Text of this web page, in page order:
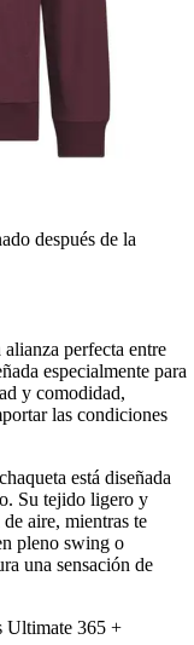
después de la
perfecta entre
especialmente para
y comodidad,
las condiciones
está diseñada
Su tejido ligero y
aire, mientras te
pleno swing o
una sensación de
Ultimate 365 +